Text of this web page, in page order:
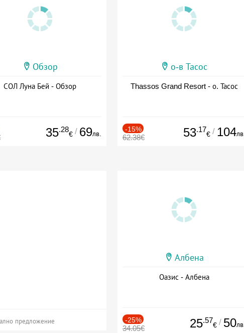
Обзор
СОЛ Луна Бей - Обзор
35.28
€ / 69лв.
о-в Тасос
Thassos Grand Resort - о. Тасос
-15%
62.38€ 53.17
€ / 104лв.
предложение
Албена
Оазис - Албена
-25%
34.05€ 25.57
€ / 50лв.